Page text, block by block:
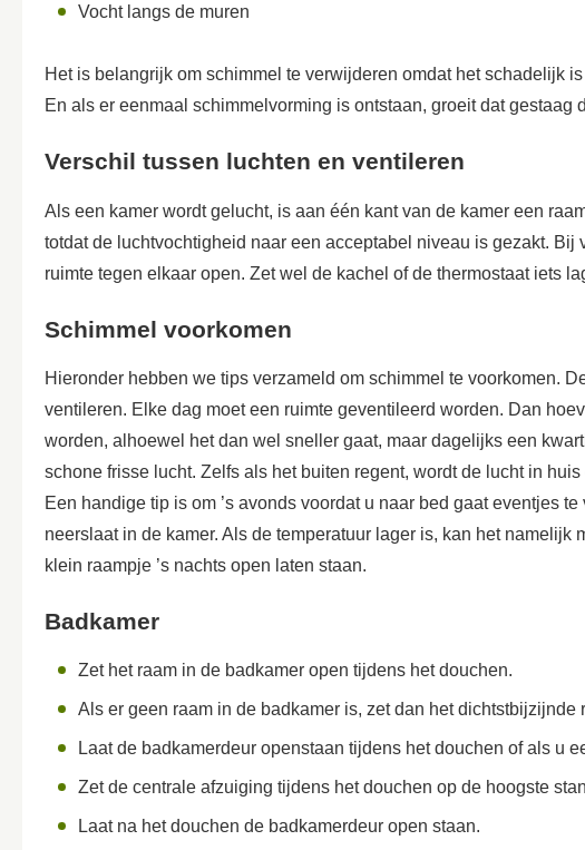
Vocht langs de muren
Het is belangrijk om schimmel te verwijderen omdat het schadelijk
En als er eenmaal schimmelvorming is ontstaan, groeit dat gestaag
Verschil tussen luchten en ventileren
Als een kamer wordt gelucht, is aan één kant van de kamer een
totdat de luchtvochtigheid naar een acceptabel niveau is gezakt.
ruimte tegen elkaar open. Zet wel de kachel of de thermostaat iets
Schimmel voorkomen
Hieronder hebben we tips verzameld om schimmel te voorkomen.
ventileren. Elke dag moet een ruimte geventileerd worden. Dan
worden, alhoewel het dan wel sneller gaat, maar dagelijks een
schone frisse lucht. Zelfs als het buiten regent, wordt de lucht in
Een handige tip is om ’s avonds voordat u naar bed gaat eventjes
neerslaat in de kamer. Als de temperatuur lager is, kan het namelijk
klein raampje ’s nachts open laten staan.
Badkamer
Zet het raam in de badkamer open tijdens het douchen.
Als er geen raam in de badkamer is, zet dan het dichtstbijzijnde
Laat de badkamerdeur openstaan tijdens het douchen of als u
Zet de centrale afzuiging tijdens het douchen op de hoogste
Laat na het douchen de badkamerdeur open staan.